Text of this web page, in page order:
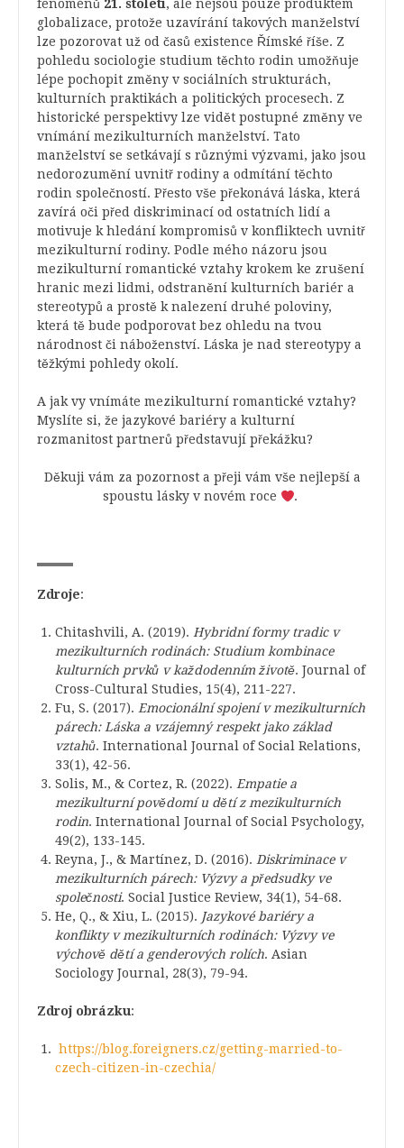
fenoménů 21. století, ale nejsou pouze produktem
globalizace, protože uzavírání takových manželství
lze pozorovat už od časů existence Římské říše. Z
pohledu sociologie studium těchto rodin umožňuje
lépe pochopit změny v sociálních strukturách,
kulturních praktikách a politických procesech. Z
historické perspektivy lze vidět postupné změny ve
vnímání mezikulturních manželství. Tato
manželství se setkávají s různými výzvami, jako jsou
nedorozumění uvnitř rodiny a odmítání těchto
rodin společností. Přesto vše překonává láska, která
zavírá oči před diskriminací od ostatních lidí a
motivuje k hledání kompromisů v konfliktech uvnitř
mezikulturní rodiny. Podle mého názoru jsou
mezikulturní romantické vztahy krokem ke zrušení
hranic mezi lidmi, odstranění kulturních bariér a
stereotypů a prostě k nalezení druhé poloviny,
která tě bude podporovat bez ohledu na tvou
národnost či náboženství. Láska je nad stereotypy a
těžkými pohledy okolí.
A jak vy vnímáte mezikulturní romantické vztahy?
Myslíte si, že jazykové bariéry a kulturní
rozmanitost partnerů představují překážku?
Děkuji vám za pozornost a přeji vám vše nejlepší a
spoustu lásky v novém roce
.
Zdroje:
Chitashvili, A. (2019). Hybridní formy tradic v
mezikulturních rodinách: Studium kombinace
kulturních prvků v každodenním životě. Journal of
Cross-Cultural Studies, 15(4), 211-227.
Fu, S. (2017). Emocionální spojení v mezikulturních
párech: Láska a vzájemný respekt jako základ
vztahů. International Journal of Social Relations,
33(1), 42-56.
Solis, M., & Cortez, R. (2022). Empatie a
mezikulturní povědomí u dětí z mezikulturních
rodin. International Journal of Social Psychology,
49(2), 133-145.
Reyna, J., & Martínez, D. (2016). Diskriminace v
mezikulturních párech: Výzvy a předsudky ve
společnosti. Social Justice Review, 34(1), 54-68.
He, Q., & Xiu, L. (2015). Jazykové bariéry a
konflikty v mezikulturních rodinách: Výzvy ve
výchově dětí a genderových rolích. Asian
Sociology Journal, 28(3), 79-94.
Zdroj obrázku:
https://blog.foreigners.cz/getting-married-to-
czech-citizen-in-czechia/